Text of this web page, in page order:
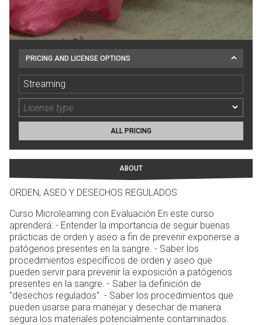
PRICING AND LICENSE OPTIONS
Streaming
ALL PRICING
ABOUT
ORDEN, ASEO Y DESECHOS REGULADOS
Curso Microlearning con Evaluación En este curso
aprenderá: - Entender la importancia de seguir buenas
prácticas de orden y aseo a fin de prevenir exponerse a
patógenos presentes en la sangre. - Saber los
procedimientos específicos de orden y aseo que
pueden servir para prevenir la exposición a patógenos
presentes en la sangre. - Saber la definición de
"desechos regulados". - Saber los procedimientos que
pueden usarse para manejar y desechar de manera
segura los materiales potencialmente contaminados.